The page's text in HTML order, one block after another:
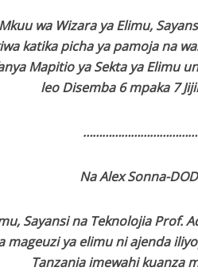
wa Wizara ya Elimu,
katika picha ya pamoja na
Mapitio ya Sekta ya Elimu
leo Disemba 6 mpaka 7
Na Alex Sonna-
Sayansi na Teknolojia Prof.
mageuzi ya elimu ni ajenda
Tanzania imewahi kuanza